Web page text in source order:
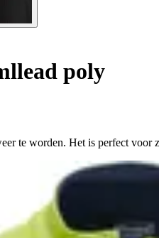
poly
te worden. Het is perfect